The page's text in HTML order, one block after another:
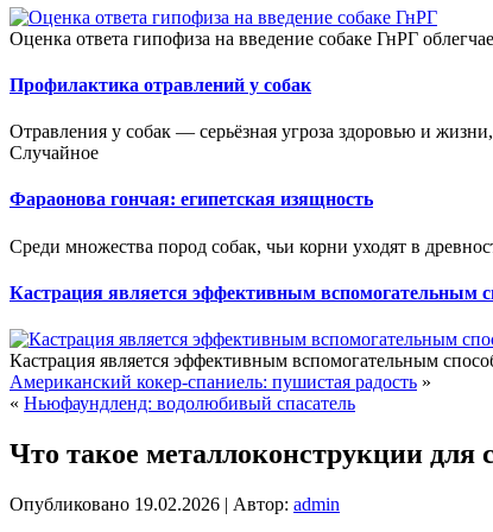
Оценка ответа гипофиза на введение собаке ГнРГ
Профилактика отравлений у собак
Отравления у собак — серьёзная угроза здоровью и
Случайное
Фараонова гончая: египетская изящность
Среди множества пород собак, чьи корни уходят в
Кастрация является эффективным вспомогательным
Кастрация является эффективным вспомогательным
Американский кокер-спаниель: пушистая радость »
« Ньюфаундленд: водолюбивый спасатель
Что такое металлоконструкции для
Опубликовано 19.02.2026 | Автор: admin